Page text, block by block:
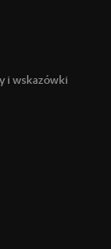
i wskazówki